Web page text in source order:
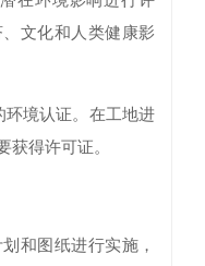
文化和人类健康影
环境认证。在工地进
得许可证。
和图纸进行实施，